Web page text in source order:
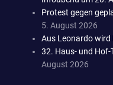
Protest gegen
5. August 2026
Aus Leonardo wird
32. Haus- und
August 2026